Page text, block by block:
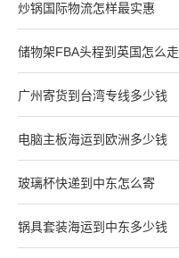
炒锅国际物流怎样最实惠
储物架FBA头程到英国怎么走
广州寄货到台湾专线多少钱
电脑主板海运到欧洲多少钱
玻璃杯快递到中东怎么寄
锅具套装海运到中东多少钱